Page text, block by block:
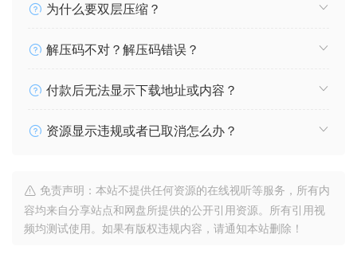
为什么要双层压缩？
解压码不对？解压码错误？
付款后无法显示下载地址或内容？
资源显示违规或者已取消怎么办？
免责声明：本站不提供任何资源的在线视听等服务，所有内
容均来自分享站点和网盘所提供的公开引用资源。所有引用视
频均测试使用。如果有版权违规内容，请通知本站删除！